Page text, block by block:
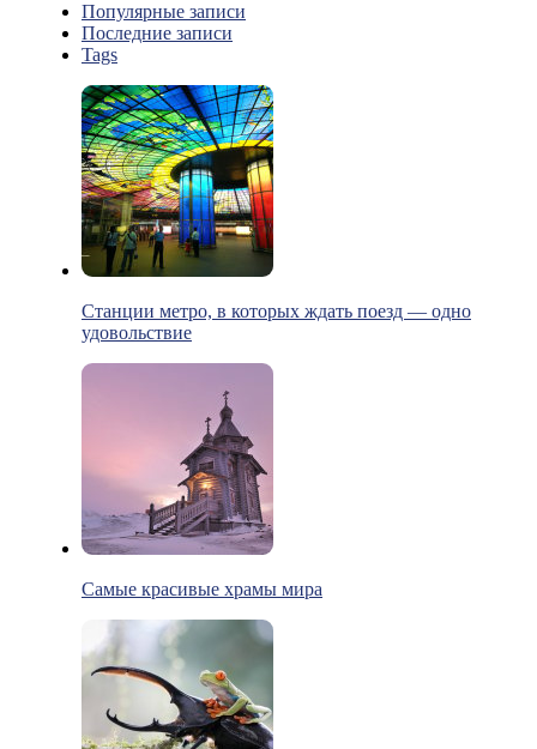
Популярные записи
Последние записи
Tags
Станции метро, в которых ждать поезд — одно
удовольствие
Самые красивые храмы мира